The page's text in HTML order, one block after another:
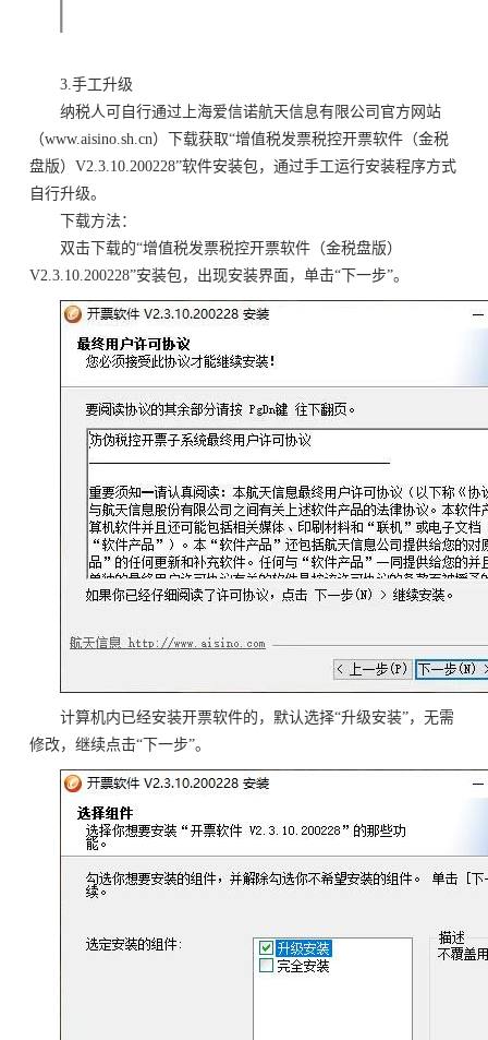
3.手工升级
纳税人可自行通过上海爱信诺航天信息有限公司官方网站
（www.aisino.sh.cn）下载获取“增值税发票税控开票软件（金税
盘版）V2.3.10.200228”软件安装包，通过手工运行安装程序方式
自行升级。
下载方法：
双击下载的“增值税发票税控开票软件（金税盘版）
V2.3.10.200228”安装包，出现安装界面，单击“下一步”。
计算机内已经安装开票软件的，默认选择“升级安装”，无需
修改，继续点击“下一步”。